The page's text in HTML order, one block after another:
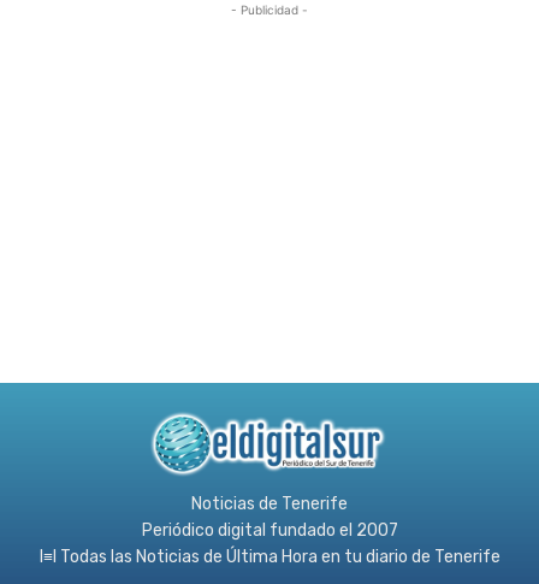
- Publicidad -
Noticias de Tenerife
Periódico digital fundado el 2007
l≡l Todas las Noticias de Última Hora en tu diario de Tenerife